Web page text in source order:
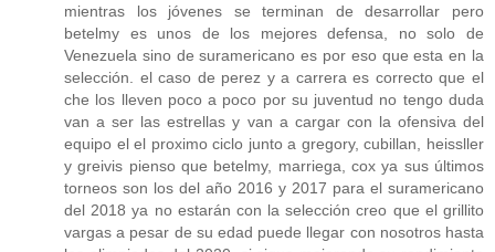
mientras los jóvenes se terminan de desarrollar pero
betelmy es unos de los mejores defensa, no solo de
Venezuela sino de suramericano es por eso que esta en la
selección. el caso de perez y a carrera es correcto que el
che los lleven poco a poco por su juventud no tengo duda
van a ser las estrellas y van a cargar con la ofensiva del
equipo el el proximo ciclo junto a gregory, cubillan, heissller
y greivis pienso que betelmy, marriega, cox ya sus últimos
torneos son los del año 2016 y 2017 para el suramericano
del 2018 ya no estarán con la selección creo que el grillito
vargas a pesar de su edad puede llegar con nosotros hasta